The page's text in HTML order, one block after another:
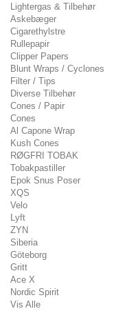
Lightergas & Tilbehør
Askebæger
Cigarethylstre
Rullepapir
Clipper Papers
Blunt Wraps / Cyclones
Filter / Tips
Diverse Tilbehør
Cones / Papir
Cones
Al Capone Wrap
Kush Cones
RØGFRI TOBAK
Tobakpastiller
Epok Snus Poser
XQS
Velo
Lyft
ZYN
Siberia
Göteborg
Gritt
Ace X
Nordic Spirit
Vis Alle